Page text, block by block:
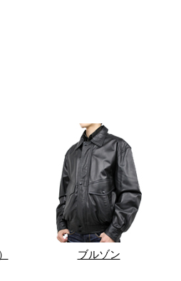
ブルゾン